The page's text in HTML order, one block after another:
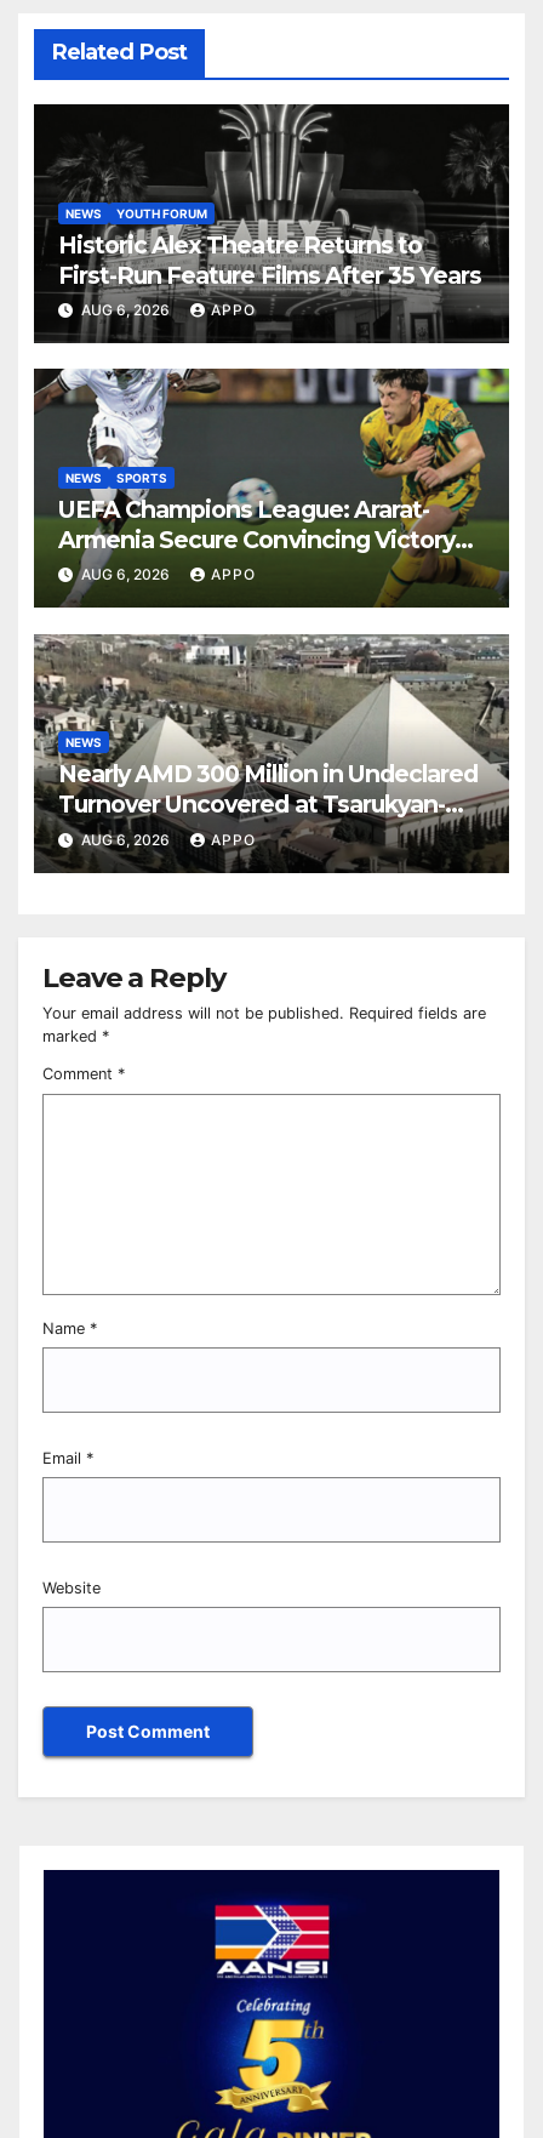
Related Post
NEWS YOUTH FORUM
Historic Alex Theatre Returns to
First-Run Feature Films After 35 Years
AUG 6, 2026 APPO
NEWS SPORTS
UEFA Champions League: Ararat-
Armenia Secure Convincing Victory
Over Shamrock Rovers 2-0
AUG 6, 2026 APPO
NEWS
Nearly AMD 300 Million in Undeclared
Turnover Uncovered at Tsarukyan-
Owned Entertainment Center
AUG 6, 2026 APPO
Leave a Reply
Your email address will not be published. Required fields are
marked *
Comment *
Name *
Email *
Website